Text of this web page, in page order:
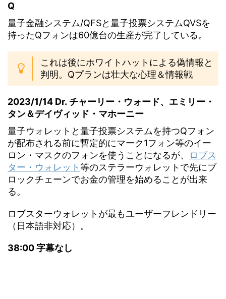
Q
量子金融システム/QFSと量子投票システムQVSを
持ったQフォンは60億台の生産が完了している。
これは後にホワイトハットによる偽情報と
判明。Qプランは壮大な心理＆情報戦
2023/1/14 Dr. チャーリー・ウォード、エミリー・
タン＆デイヴィッド・マホーニー
量子ウォレットと量子投票システムを持つQフォン
が配布される前に暫定的にマーク1フォン等のイー
ロン・マスクのフォンを使うことになるが、
ロブス
ター・ウォレット等のステラーウォレットで先にブ
ロックチェーンでお金の管理を始めることが出来
る。
ロブスターウォレットが最もユーザーフレンドリー
（日本語非対応）。
38:00 字幕なし